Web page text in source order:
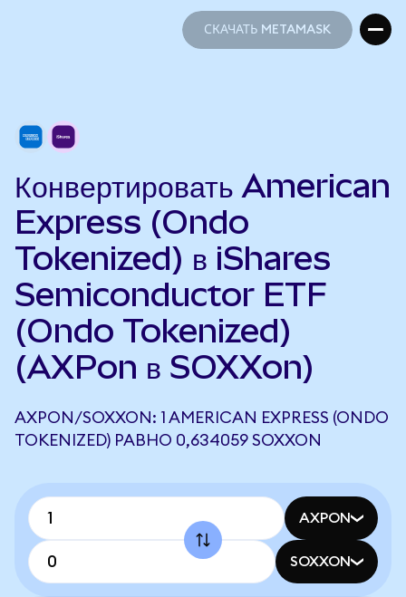
СКАЧАТЬ METAMASK
Конвертировать American
Express (Ondo
Tokenized) в iShares
Semiconductor ETF
(Ondo Tokenized)
(AXPon в SOXXon)
AXPON/SOXXON: 1 AMERICAN EXPRESS (ONDO
TOKENIZED) РАВНО 0,634059 SOXXON
AXPON
SOXXON